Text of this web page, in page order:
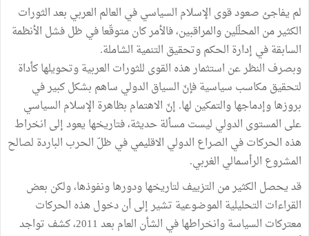
لم يفاجئ صعود قوى الإسلام السياسي في العالم العربي بعد الثورات
الكثير من المحلّلين والمراقبين، فالأمر كان متوقّعا في ظل فشل الأنظمة
السابقة في إدارة الحكم وتحقيق التنمية الشاملة.
وبصرف النظر عن استثمار هذه القوى للثورات العربية وتحويلها كأداة
لتحقيق مكاسب سياسية فإنّ السياق الدولي ساهم بشكل كبير في
بروزها وإدماجها والتمكين لها. إنّ الاهتمام بظاهرة الإسلام السياسي
على المستوى الدولي ليست مسألة حديثة، فتاريخها يعود إلى انخراط
هذه الحركات في الصراع الدولي الاقليمي في ظلّ الحرب الباردة لصالح
المشروع الرأسمالي الغربي.
قد يحصل الكثير من التزييف لتاريخها ودورها ونفوذها، ولكن بعض
القراءات التحليلية الموضوعية تشير إلى أن دخول هذه الحركات
معتركات السياسة وانخراطها في الشأن العام بعد 2011، كشف تواجد